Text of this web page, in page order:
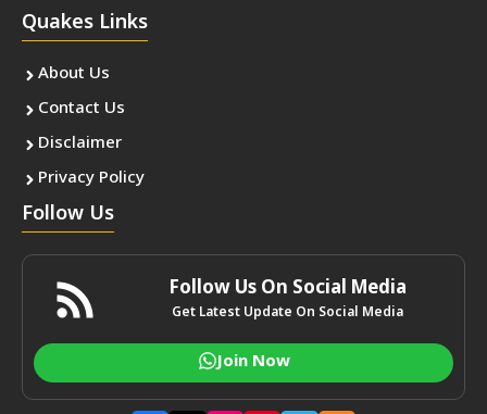
Quakes Links
About Us
Contact Us
Disclaimer
Privacy Policy
Follow Us
Follow Us On Social Media
Get Latest Update On Social Media
Join Now